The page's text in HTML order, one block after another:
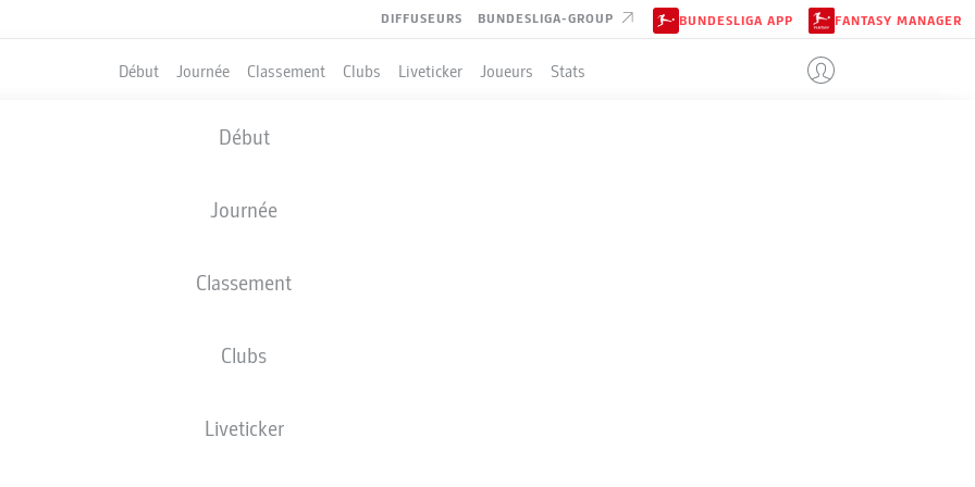
DIFFUSEURS BUNDESLIGA-GROUP BUNDESLIGA APP FANTASY MANAGER
Début Journée Classement Clubs Liveticker Joueurs Stats
Début
Journée
Classement
Clubs
Liveticker